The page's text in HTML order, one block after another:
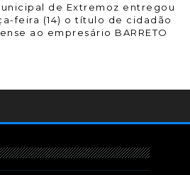
de Extremoz entregou
feira (14) o título de cidadão
ao empresário BARRETO